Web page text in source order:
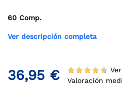
60 Comp.
Ver descripción completa
36,95 €
Valoración